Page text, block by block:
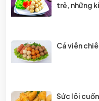
trẻ, những
Cá viên
Sức lôi